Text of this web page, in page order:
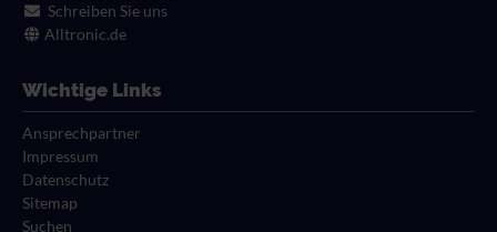
Schreiben Sie uns
Alltronic.de
Wichtige Links
Ansprechpartner
Impressum
Datenschutz
Sitemap
Suchen